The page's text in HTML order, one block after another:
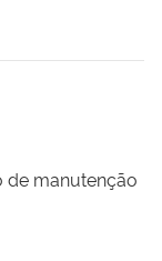
de manutenção